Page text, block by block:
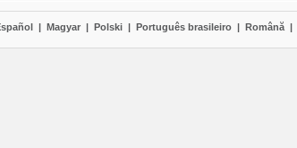
| Magyar | Polski | Português brasileiro | Română |